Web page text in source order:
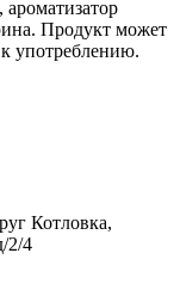
ароматизатор
Продукт может
употреблению.
Котловка,
2/4